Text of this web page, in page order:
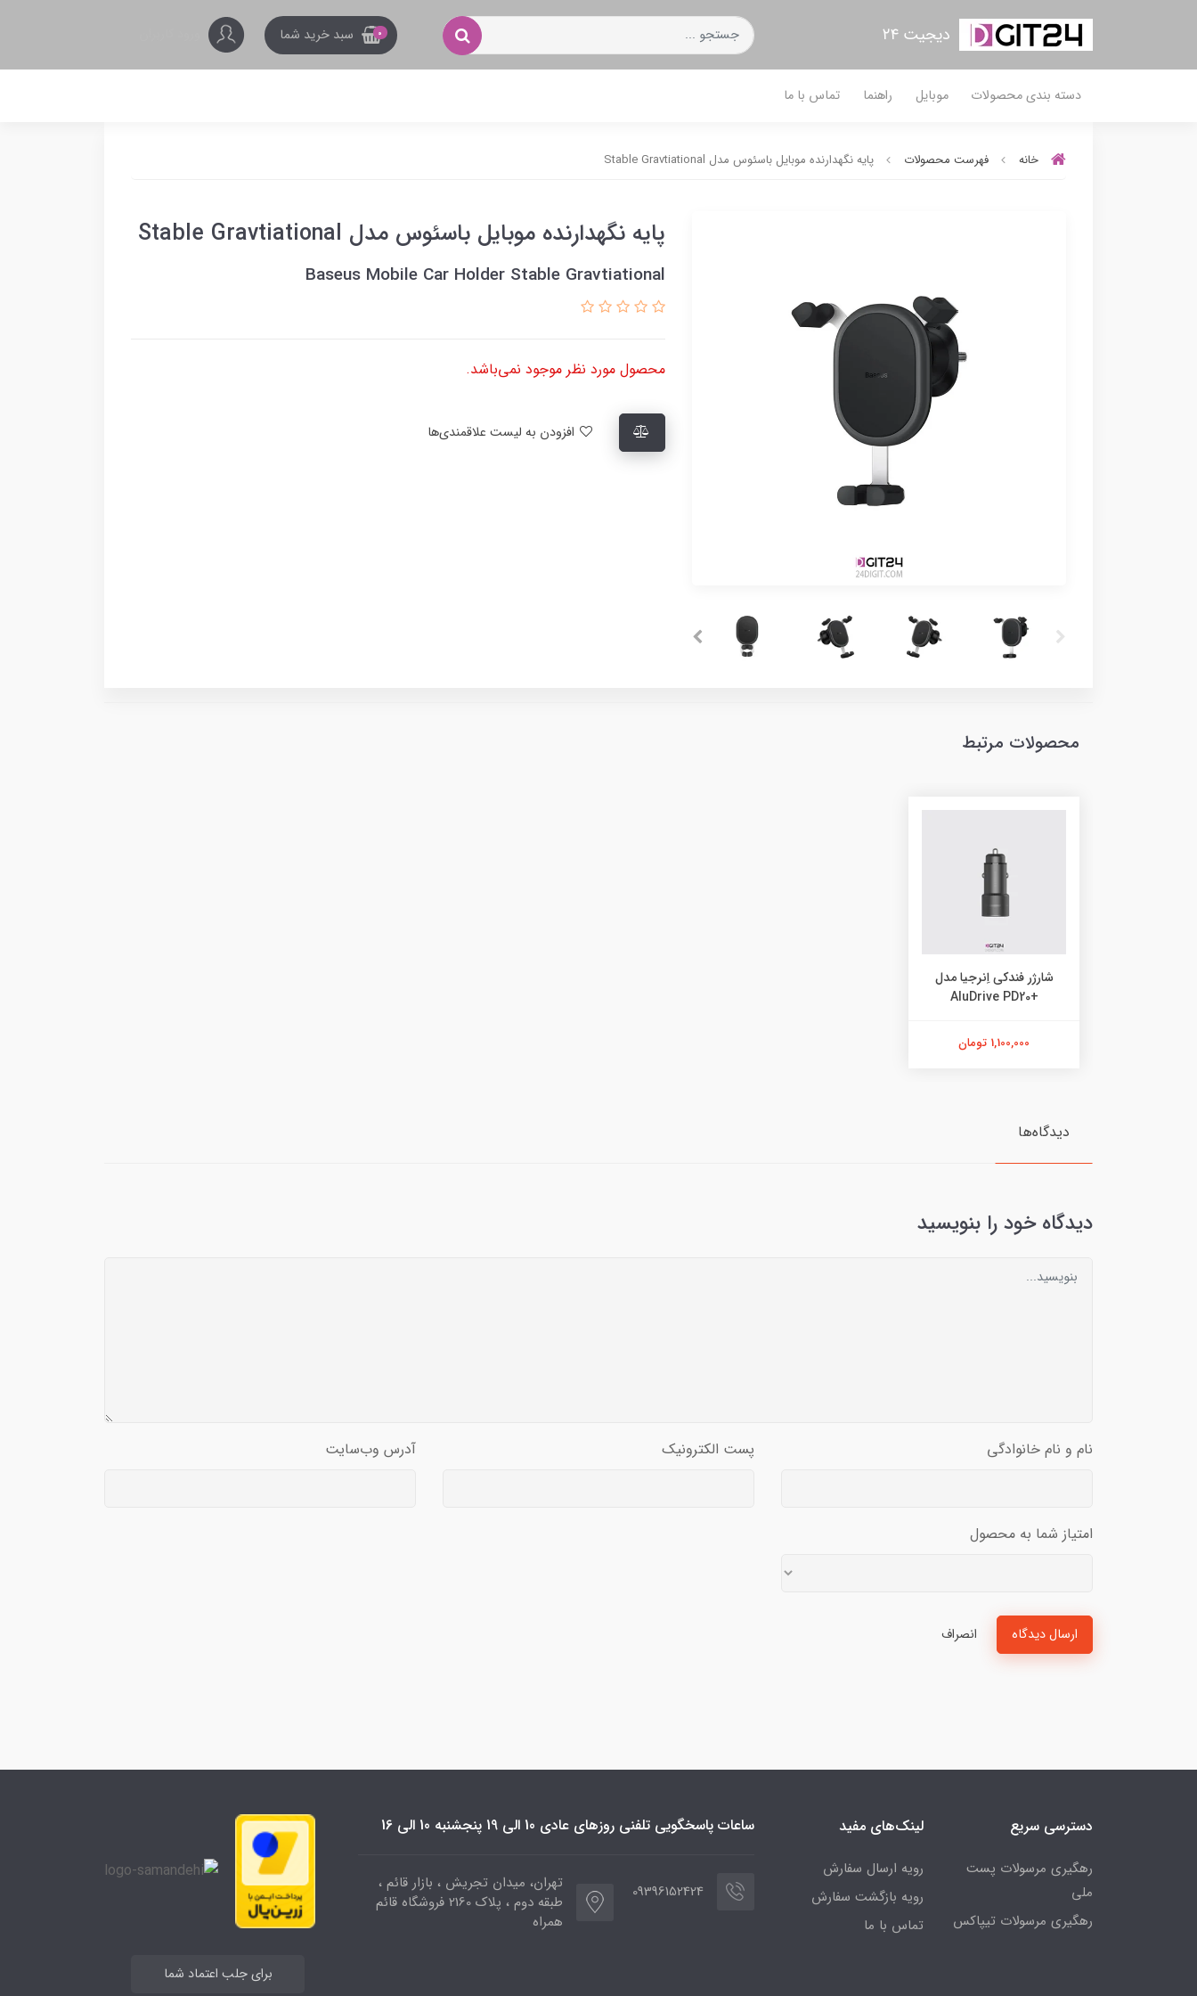
دیجیت ۲۴ 0 سبد خرید شما
دسته بندی محصولات موبایل راهنما تماس با ما
خانه فهرست محصولات پایه نگهدارنده موبایل باسئوس مدل Stable Gravtiational
پایه نگهدارنده موبایل باسئوس مدل Stable Gravtiational
Baseus Mobile Car Holder Stable Gravtiational
محصول مورد نظر موجود نمی‌باشد.
محصولات مرتبط
شارژر فندکی اِنرجیا مدل
+AluDrive PD20
1,100,000 تومان
دیدگاه‌ها
دیدگاه خود را بنویسید
نام و نام خانوادگی پست الکترونیک آدرس وب‌سایت
امتیاز شما به محصول
ارسال دیدگاه انصراف
دسترسی سریع
رهگیری مرسولات پست
ملی
رهگیری مرسولات تیپاکس
لینک‌های مفید
رویه ارسال سفارش
رویه بازگشت سفارش
تماس با ما
ساعات پاسخگویی تلفنی روزهای عادی 10 الی 19 پنجشنبه 10 الی 16
09396152424
تهران، میدان تجریش ، بازار قائم ،
طبقه دوم ، پلاک 2160 فروشگاه قائم
همراه
برای جلب اعتماد شما